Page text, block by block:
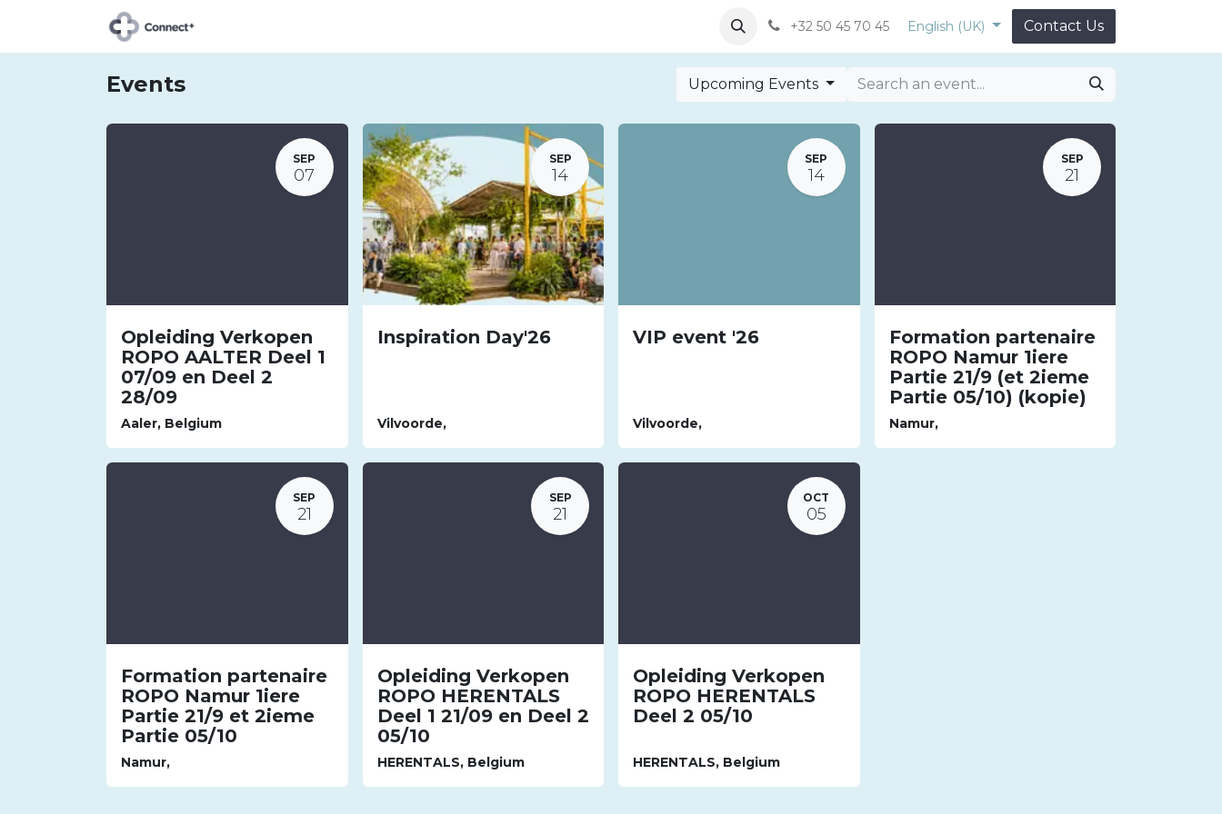
+32 50 45 70 45 English (UK) Contact Us
Events Upcoming Events
SEP
07
Opleiding Verkopen
ROPO AALTER Deel 1
07/09 en Deel 2
28/09
Aaler, Belgium
SEP
14
Inspiration Day'26
Vilvoorde,
SEP
14
VIP event '26
Vilvoorde,
SEP
21
Formation partenaire
ROPO Namur 1iere
Partie 21/9 (et 2ieme
Partie 05/10) (kopie)
Namur,
SEP
21
Formation partenaire
ROPO Namur 1iere
Partie 21/9 et 2ieme
Partie 05/10
Namur,
SEP
21
Opleiding Verkopen
ROPO HERENTALS
Deel 1 21/09 en Deel 2
05/10
HERENTALS, Belgium
OCT
05
Opleiding Verkopen
ROPO HERENTALS
Deel 2 05/10
HERENTALS, Belgium